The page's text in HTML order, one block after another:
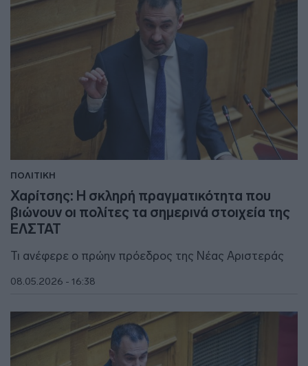
ΠΟΛΙΤΙΚΗ
Χαρίτσης: Η σκληρή πραγματικότητα που
βιώνουν οι πολίτες τα σημερινά στοιχεία της
ΕΛΣΤΑΤ
Τι ανέφερε ο πρώην πρόεδρος της Νέας Αριστεράς
08.05.2026 - 16:38